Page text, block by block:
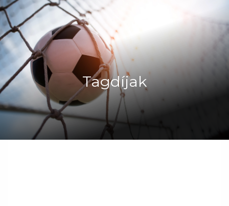
Tagdíjak